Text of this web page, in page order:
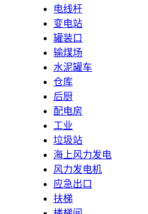
电线杆
变电站
罐装口
输煤场
水泥罐车
仓库
后厨
配电房
工业
垃圾站
海上风力发电
风力发电机
应急出口
扶梯